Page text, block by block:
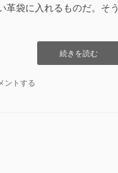
袋に入れるものだ。そう
“エ
ロ
続きを読む
ントする